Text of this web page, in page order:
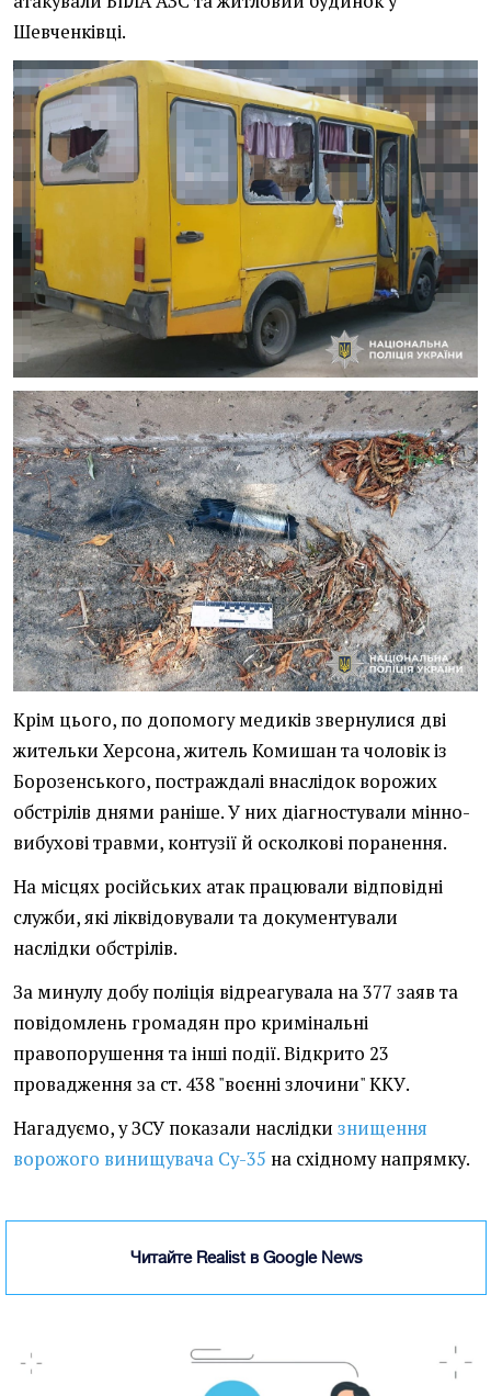
Шевченківці.
Крім цього, по допомогу медиків звернулися дві
жительки Херсона, житель Комишан та чоловік із
Борозенського, постраждалі внаслідок ворожих
обстрілів днями раніше. У них діагностували мінно-
вибухові травми, контузії й осколкові поранення.
На місцях російських атак працювали відповідні
служби, які ліквідовували та документували
наслідки обстрілів.
За минулу добу поліція відреагувала на 377 заяв та
повідомлень громадян про кримінальні
правопорушення та інші події. Відкрито 23
провадження за ст. 438 "воєнні злочини" ККУ.
Нагадуємо, у ЗСУ показали наслідки знищення
ворожого винищувача Су-35 на східному напрямку.
Читайте Realist в Google News